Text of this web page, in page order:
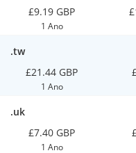
£9.19 GBP
1 Ano
.tw
£21.44 GBP
1 Ano
.uk
£7.40 GBP
1 Ano